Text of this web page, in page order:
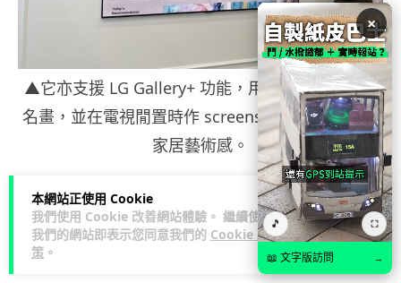
本網站正使用 Cookie
我們使用 Cookie 改善網站體驗。 繼續使用
我們的網站即表示您同意我們的 Cookie 政
策 。
▲它亦支援 LG Gallery+ 功能，用家可以下載不同
名畫，並在電視閒置時作 screensaver 使用，提升
家居藝術感。
Reflection Free 頂級抗反光與音響生態整合
LG W6 同時通過了 UL 和 Intertek 認證，具備
Reflection Free Premium 頂級抗反光技術，屏幕
×
🎵 ⛶
📖 文字版訪問 →